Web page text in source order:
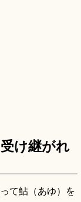
け継がれ
て鮎（あゆ）を